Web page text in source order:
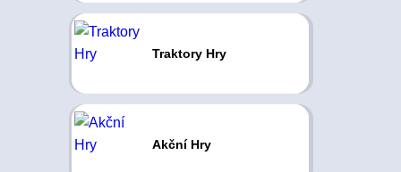
Traktory Hry
Akční Hry